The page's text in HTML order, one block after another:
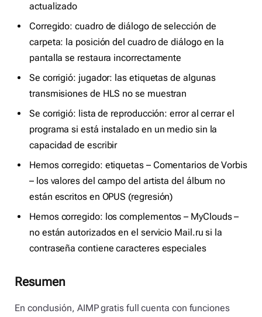
actualizado
Corregido: cuadro de diálogo de selección de
carpeta: la posición del cuadro de diálogo en la
pantalla se restaura incorrectamente
Se corrigió: jugador: las etiquetas de algunas
transmisiones de HLS no se muestran
Se corrigió: lista de reproducción: error al cerrar el
programa si está instalado en un medio sin la
capacidad de escribir
Hemos corregido: etiquetas – Comentarios de Vorbis
– los valores del campo del artista del álbum no
están escritos en OPUS (regresión)
Hemos corregido: los complementos – MyClouds –
no están autorizados en el servicio Mail.ru si la
contraseña contiene caracteres especiales
Resumen
En conclusión, AIMP gratis full cuenta con funciones